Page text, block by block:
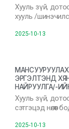
Хууль зүй,
хууль /
2025-10-13
ЭРГЭЛТЭНД
НАЙРУУЛГА/-
Хууль зүй,
сэтгэцэд нөлөөт
2025-10-13